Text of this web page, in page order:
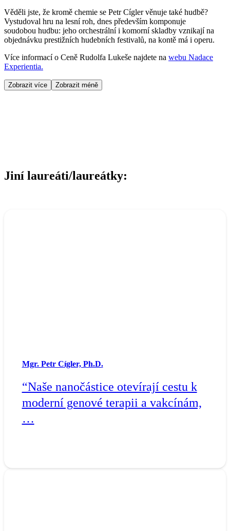
Věděli jste, že kromě chemie se Petr Cígler věnuje také hudbě?
Vystudoval hru na lesní roh, dnes především komponuje
soudobou hudbu: jeho orchestrální i komorní skladby vznikají na
objednávku prestižních hudebních festivalů, na kontě má i operu.
Více informací o Ceně Rudolfa Lukeše najdete na webu Nadace
Experientia.
Zobrazit více Zobrazit méně
Jiní laureáti/laureátky:
Mgr. Petr Cígler, Ph.D.
“Naše nanočástice otevírají cestu k
moderní genové terapii a vakcínám,
…